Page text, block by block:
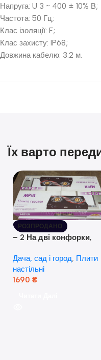
Напруга: U 3 ~ 400 ± 10% В;
Частота: 50 Гц;
Клас ізоляції: F;
Клас захисту: IP68;
Довжина кабелю: 3.2 м.
Їх варто
РОЗПРОДАНО
– 2 На дві конфорки,
розпалюванням.
Дача, сад і город, Плити
настільні
1690 ₴